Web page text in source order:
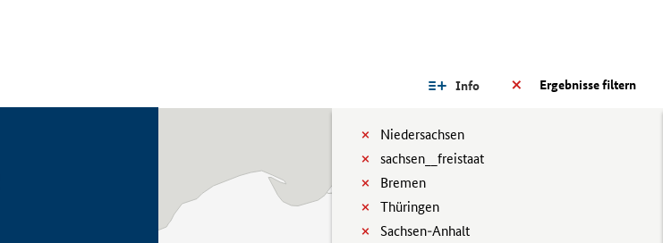
Ergebnisse filtern
Info
Niedersachsen
sachsen__freistaat
Bremen
Thüringen
Sachsen-Anhalt